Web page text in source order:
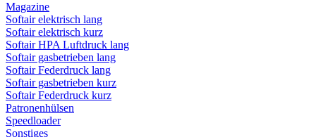
Magazine
Softair elektrisch lang
Softair elektrisch kurz
Softair HPA Luftdruck lang
Softair gasbetrieben lang
Softair Federdruck lang
Softair gasbetrieben kurz
Softair Federdruck kurz
Patronenhülsen
Speedloader
Sonstiges